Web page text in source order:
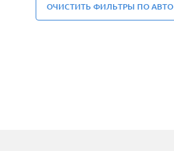
ОЧИСТИТЬ ФИЛЬТРЫ ПО АВТО